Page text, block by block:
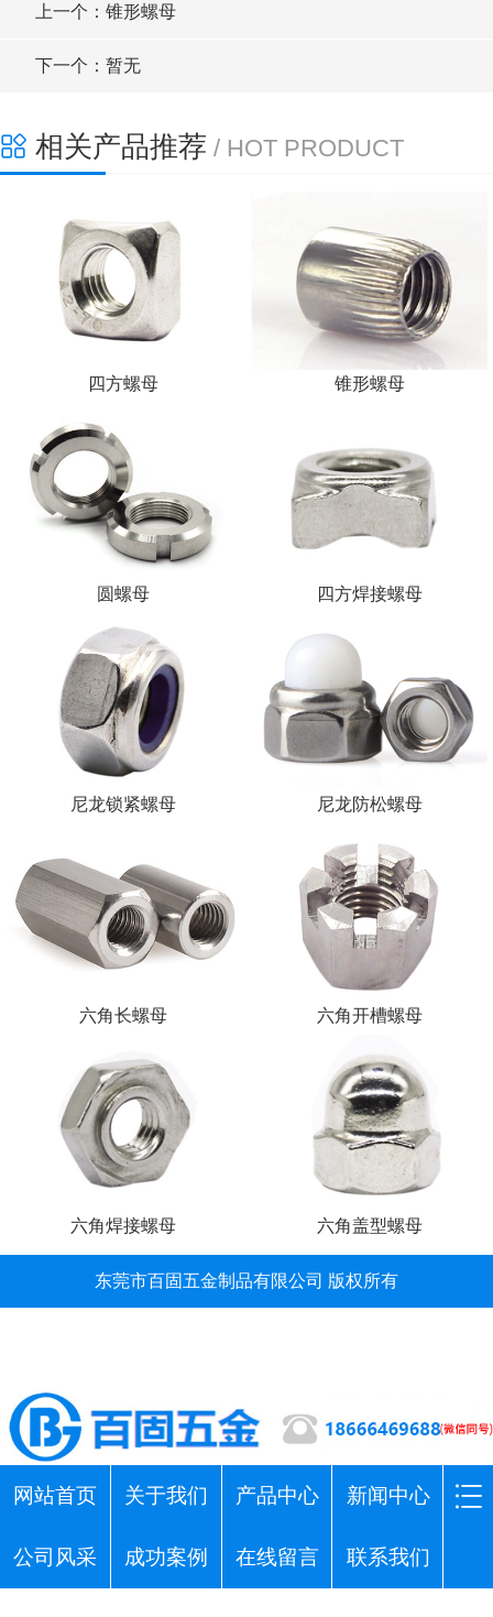
上一个：锥形螺母
下一个：暂无
相关产品推荐 / HOT PRODUCT
四方螺母 锥形螺母
圆螺母 四方焊接螺母
尼龙锁紧螺母 尼龙防松螺母
六角长螺母 六角开槽螺母
六角焊接螺母 六角盖型螺母
东莞市百固五金制品有限公司 版权所有
网站首页 关于我们 产品中心 新闻中心
公司风采 成功案例 在线留言 联系我们